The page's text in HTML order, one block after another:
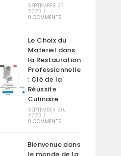
SEPTEMBER 23,
2023 /
0 COMMENTS
Le Choix du
Materiel dans
la Restauration
Professionnelle
: Clé de la
Réussite
Culinaire
SEPTEMBER 20,
2023 /
0 COMMENTS
Bienvenue dans